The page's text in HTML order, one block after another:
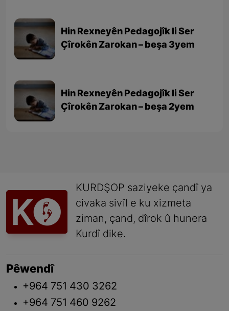
Hin Rexneyên Pedagojîk li Ser
Çîrokên Zarokan – beşa 3yem
Hin Rexneyên Pedagojîk li Ser
Çîrokên Zarokan – beşa 2yem
KURDŞOP saziyeke çandî ya
civaka sivîl e ku xizmeta
ziman, çand, dîrok û hunera
Kurdî dike.
Pêwendî
+964 751 430 3262
+964 751 460 9262